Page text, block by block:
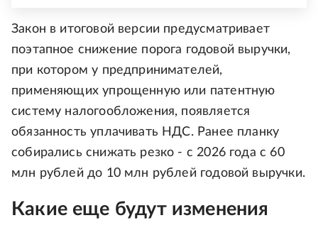
Закон в итоговой версии предусматривает
поэтапное снижение порога годовой выручки,
при котором у предпринимателей,
применяющих упрощенную или патентную
систему налогообложения, появляется
обязанность уплачивать НДС. Ранее планку
собирались снижать резко - с 2026 года с 60
млн рублей до 10 млн рублей годовой выручки.
Какие еще будут изменения